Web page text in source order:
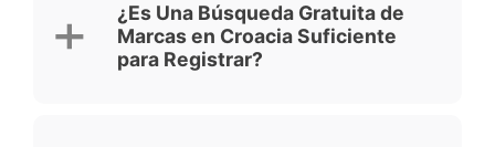
¿Es Una Búsqueda Gratuita de
Marcas en Croacia Suficiente
para Registrar?